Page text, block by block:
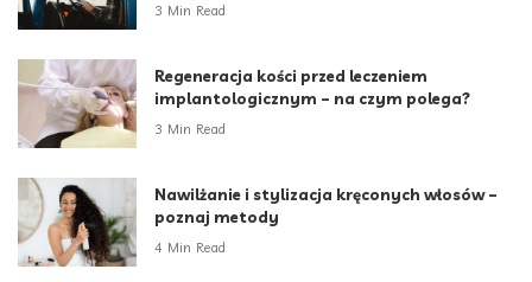
3 Min Read
Regeneracja kości przed leczeniem
implantologicznym – na czym polega?
3 Min Read
Nawilżanie i stylizacja kręconych włosów –
poznaj metody
4 Min Read